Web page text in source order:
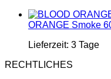
ORANGE Smoke
Lieferzeit: 3 Tage
RECHTLICHES